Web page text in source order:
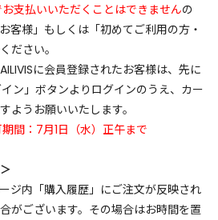
支払いいただくことはできませんの
客様」もしくは「初めてご利用の方・
ださい。
に会員登録されたお客様は、先に
ン」ボタンよりログインのうえ、カー
ようお願いいたします。
間：7月1日（水）正午まで
ジ内「購入履歴」にご注文が反映され
がございます。その場合はお時間を置